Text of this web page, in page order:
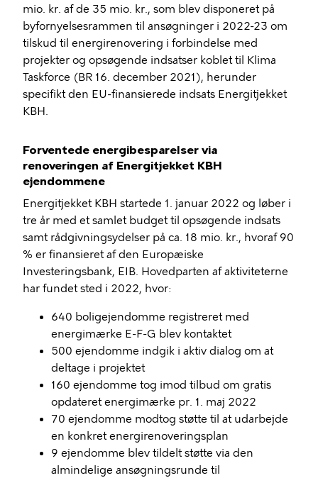
mio. kr. af de 35 mio. kr., som blev disponeret på
byfornyelsesrammen til ansøgninger i 2022-23 om
tilskud til energirenovering i forbindelse med
projekter og opsøgende indsatser koblet til Klima
Taskforce (BR 16. december 2021), herunder
specifikt den EU-finansierede indsats Energitjekket
KBH.
Forventede energibesparelser via
renoveringen af Energitjekket KBH
ejendommene
Energitjekket KBH startede 1. januar 2022 og løber i
tre år med et samlet budget til opsøgende indsats
samt rådgivningsydelser på ca. 18 mio. kr., hvoraf 90
% er finansieret af den Europæiske
Investeringsbank, EIB. Hovedparten af aktiviteterne
har fundet sted i 2022, hvor:
640 boligejendomme registreret med
energimærke E-F-G blev kontaktet
500 ejendomme indgik i aktiv dialog om at
deltage i projektet
160 ejendomme tog imod tilbud om gratis
opdateret energimærke pr. 1. maj 2022
70 ejendomme modtog støtte til at udarbejde
en konkret energirenoveringsplan
9 ejendomme blev tildelt støtte via den
almindelige ansøgningsrunde til